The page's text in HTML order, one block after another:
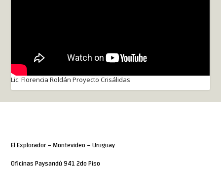
Lic. Florencia Roldán Proyecto Crisálidas
El Explorador – Montevideo – Uruguay
Oficinas Paysandú 941 2do Piso